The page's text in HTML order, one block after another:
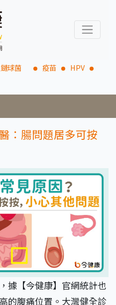
球菌 疫苗
HPV
：腸問題居多可按
據【今健康】官網統計也
的腹痛位置。大灣健全診